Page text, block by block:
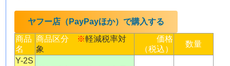
ヤフー店（PayPayほか）で購入する
商品
名
商品区分 ※軽減税率対
象
価格
（税込）
数量
Y-2S